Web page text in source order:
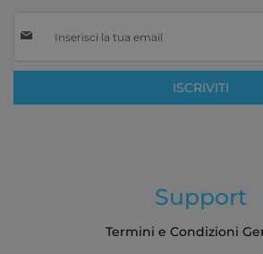
alla
Newsletter:
ISCRIVITI
Support
Termini e Condizioni